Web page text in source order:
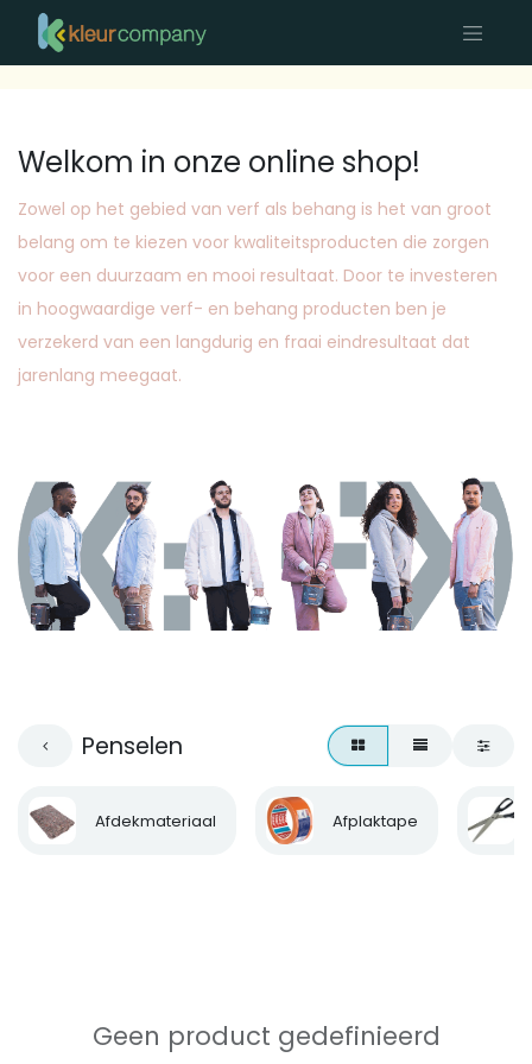
Welkom in onze online shop!
Zowel op het gebied van verf als behang is het van groot
belang om te kiezen voor kwaliteitsproducten die zorgen
voor een duurzaam en mooi resultaat. Door te investeren
in hoogwaardige verf- en behang producten ben je
verzekerd van een langdurig en fraai eindresultaat dat
jarenlang meegaat.
Penselen
Afdekmateriaal Afplaktape
Geen product gedefinieerd